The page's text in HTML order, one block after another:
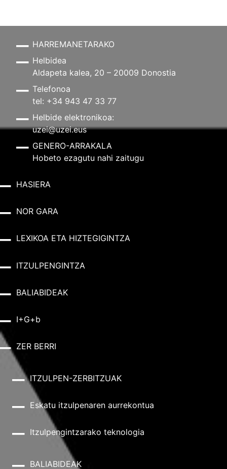
HARREMANETARAKO
Helbidea
Aldapeta kalea, 20 – 20009 Donostia
Telefonoa
tel: +34 943 47 33 77
Helbide elektronikoa:
uzei@uzei.eus
GENERO-ARRAKALA
Hobeto ezagutu nahi zaitugu
HASIERA
NOR GARA
LEXIKOA ETA HIZTEGIGINTZA
ITZULPENGINTZA
BALIABIDEAK
I+G+b
ZER BERRI
ITZULPEN-ZERBITZUAK
Eskatu itzulpenaren aurrekontua
Itzulpengintzarako teknologia
BALIABIDEAK